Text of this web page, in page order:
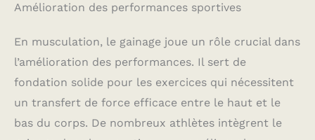
Amélioration des performances sportives
En musculation, le gainage joue un rôle crucial dans
l’amélioration des performances. Il sert de
fondation solide pour les exercices qui nécessitent
un transfert de force efficace entre le haut et le
bas du corps. De nombreux athlètes intègrent le